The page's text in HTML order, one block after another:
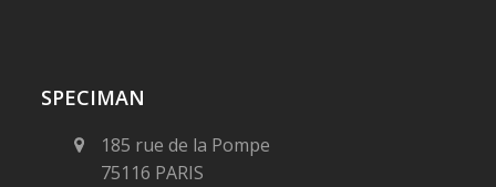
SPECIMAN
185 rue de la Pompe
75116 PARIS